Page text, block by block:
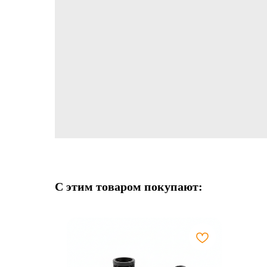
С этим товаром покупают: